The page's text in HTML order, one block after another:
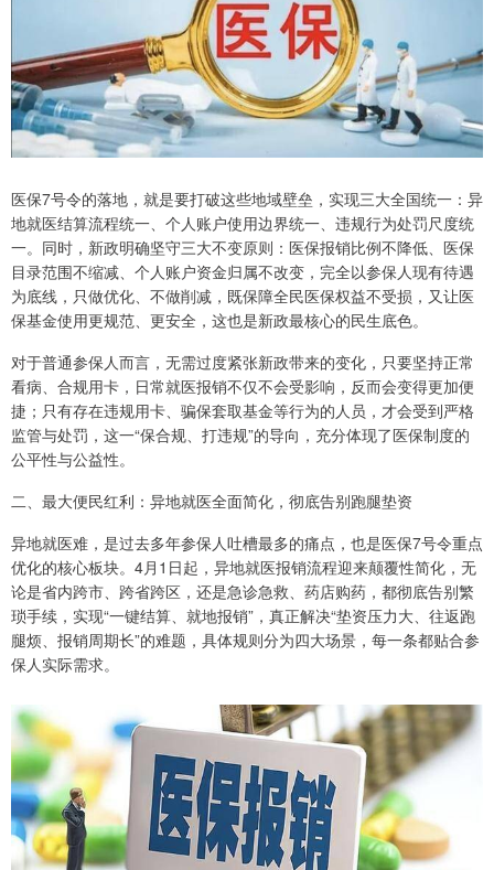
医保7号令的落地，就是要打破这些地域壁垒，实现三大全国统一：异
地就医结算流程统一、个人账户使用边界统一、违规行为处罚尺度统
一。同时，新政明确坚守三大不变原则：医保报销比例不降低、医保
目录范围不缩减、个人账户资金归属不改变，完全以参保人现有待遇
为底线，只做优化、不做削减，既保障全民医保权益不受损，又让医
保基金使用更规范、更安全，这也是新政最核心的民生底色。
对于普通参保人而言，无需过度紧张新政带来的变化，只要坚持正常
看病、合规用卡，日常就医报销不仅不会受影响，反而会变得更加便
捷；只有存在违规用卡、骗保套取基金等行为的人员，才会受到严格
监管与处罚，这一“保合规、打违规”的导向，充分体现了医保制度的
公平性与公益性。
二、最大便民红利：异地就医全面简化，彻底告别跑腿垫资
异地就医难，是过去多年参保人吐槽最多的痛点，也是医保7号令重点
优化的核心板块。4月1日起，异地就医报销流程迎来颠覆性简化，无
论是省内跨市、跨省跨区，还是急诊急救、药店购药，都彻底告别繁
琐手续，实现“一键结算、就地报销”，真正解决“垫资压力大、往返跑
腿烦、报销周期长”的难题，具体规则分为四大场景，每一条都贴合参
保人实际需求。